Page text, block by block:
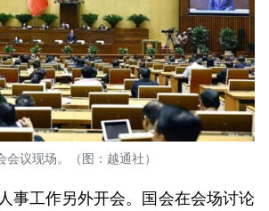
会议现场。（图：越通社）
事工作另外开会。国会在会场讨论